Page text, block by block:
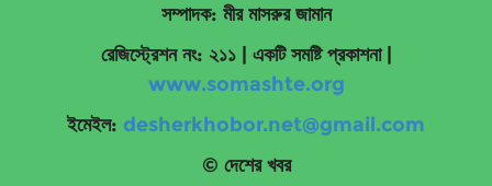
সম্পাদক: মীর মাসরুর জামান
রেজিস্ট্রেশন নং: ২১১ | একটি সমষ্টি প্রকাশনা
www.somashte.org
ইমেইল: desherkhobor.net@gmail.com
© দেশের খবর